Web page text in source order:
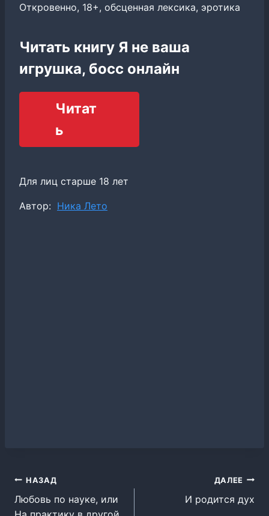
Откровенно, 18+, обсценная лексика, эротика
Читать книгу Я не ваша
игрушка, босс онлайн
Читат
ь
Для лиц старше 18 лет
Метки
Автор: Ника Лето
Навигация
по
НАЗАД
Любовь по науке, или
ДАЛЕЕ
И родится дух